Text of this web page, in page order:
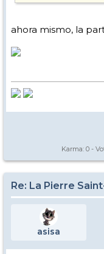
ahora mismo, la
Karma: 0 -
Re: La Pierre
asisa